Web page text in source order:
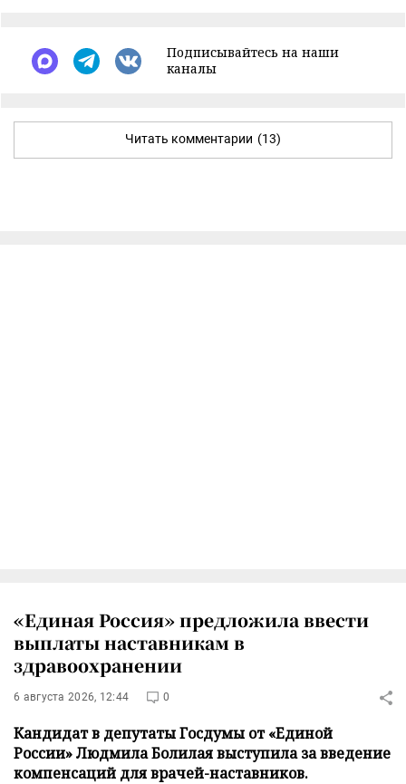
Подписывайтесь на наши
каналы
Читать комментарии (13)
«Единая Россия» предложила ввести
выплаты наставникам в
здравоохранении
6 августа 2026, 12:44 0
Кандидат в депутаты Госдумы от «Единой
России» Людмила Болилая выступила за введение
компенсаций для врачей-наставников.